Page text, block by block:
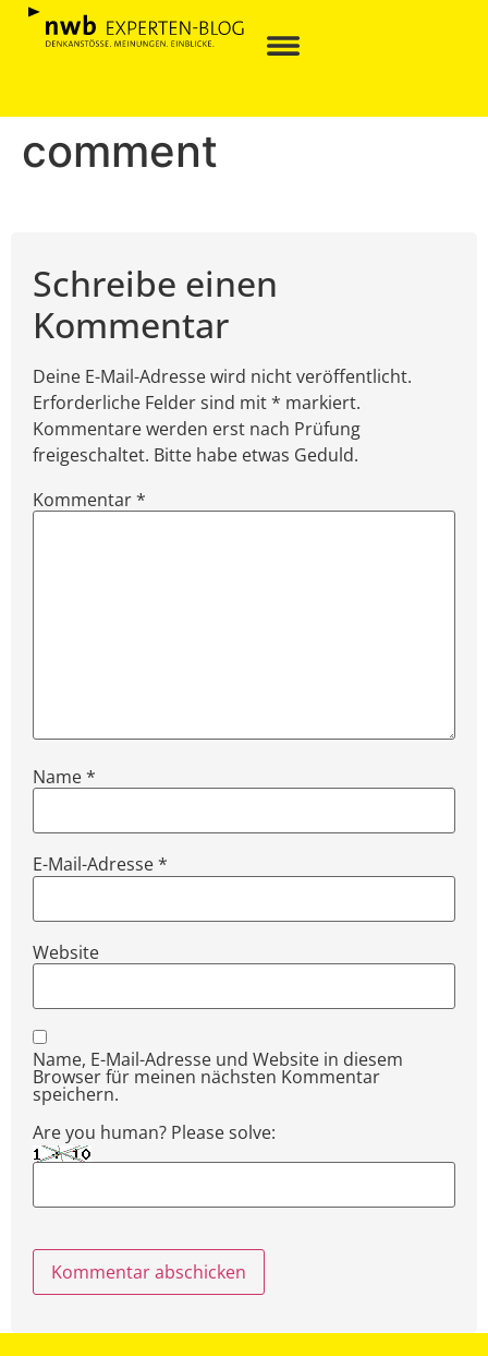
comment
Schreibe einen
Kommentar
Deine E-Mail-Adresse wird nicht veröffentlicht.
Erforderliche Felder sind mit * markiert.
Kommentare werden erst nach Prüfung
freigeschaltet. Bitte habe etwas Geduld.
Kommentar*
Name*
E-Mail-Adresse*
Website
Name, E-Mail-Adresse und Website in diesem
Browser für meinen nächsten Kommentar
speichern.
Are you human? Please solve: